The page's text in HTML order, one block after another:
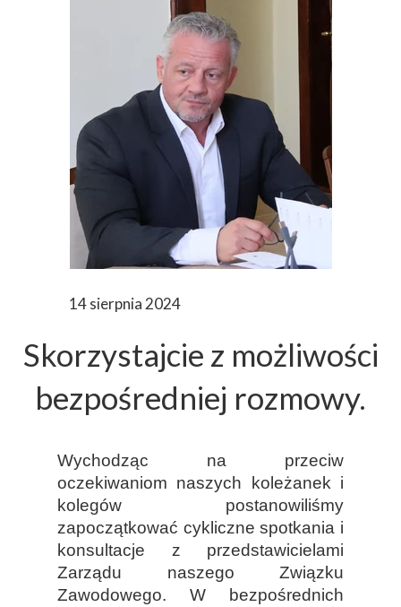
14 sierpnia 2024
Skorzystajcie z możliwości
bezpośredniej rozmowy.
Wychodząc na przeciw
oczekiwaniom naszych koleżanek i
kolegów postanowiliśmy
zapoczątkować cykliczne spotkania i
konsultacje z przedstawicielami
Zarządu naszego Związku
Zawodowego. W bezpośrednich